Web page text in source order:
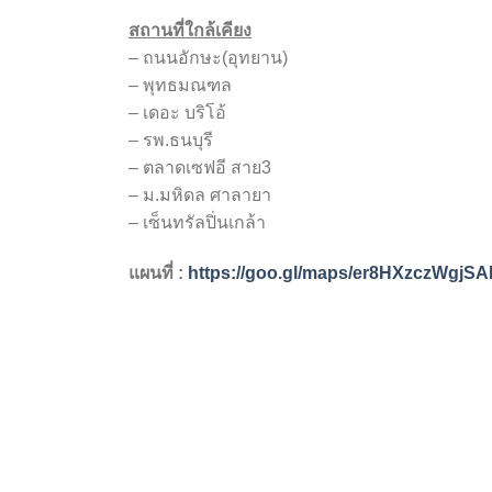
สถานที่ใกล้เคียง
– ถนนอักษะ(อุทยาน)
– พุทธมณฑล
– เดอะ บริโอ้
– รพ.ธนบุรี
– ตลาดเซฟอี สาย3
– ม.มหิดล ศาลายา
– เซ็นทรัลปิ่นเกล้า
แผนที่ : https://goo.gl/maps/